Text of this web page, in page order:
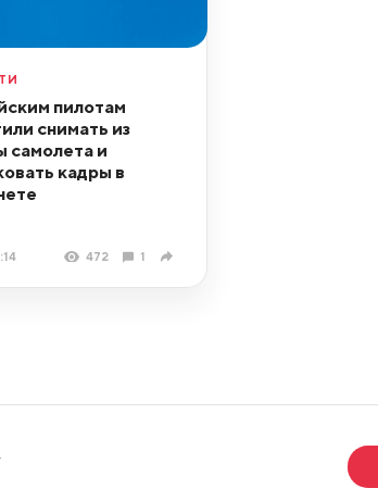
пилотам
снимать из
самолета и
кадры в
472 1